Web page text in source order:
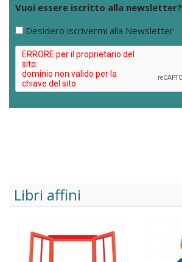
Vuoi essere iscritto alla newsletter?
Desidero iscrivermi alla Newsletter
Libri affini